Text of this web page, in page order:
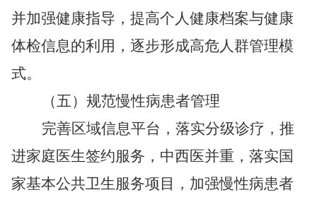
并加强健康指导，提高个人健康档案与健康
体检信息的利用，逐步形成高危人群管理模
式。
（五）规范慢性病患者管理
完善区域信息平台，落实分级诊疗，推
进家庭医生签约服务，中西医并重，落实国
家基本公共卫生服务项目，加强慢性病患者